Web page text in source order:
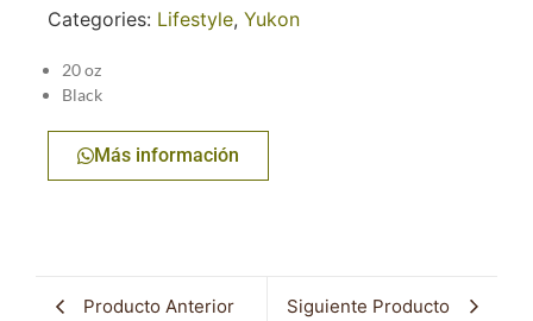
Categories: Lifestyle, Yukon
20 oz
Black
Más información
Producto Anterior Siguiente Producto